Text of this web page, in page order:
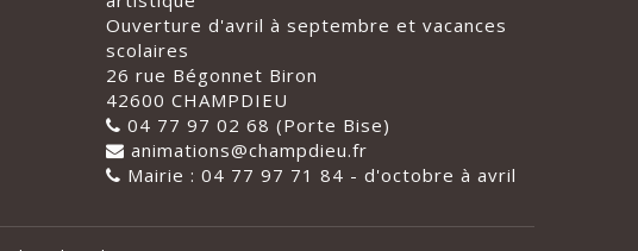
Ouverture d'avril à septembre et vacances
scolaires
26 rue Bégonnet Biron
42600 CHAMPDIEU
04 77 97 02 68 (Porte Bise)
animations@champdieu.fr
Mairie : 04 77 97 71 84 - d'octobre à avril